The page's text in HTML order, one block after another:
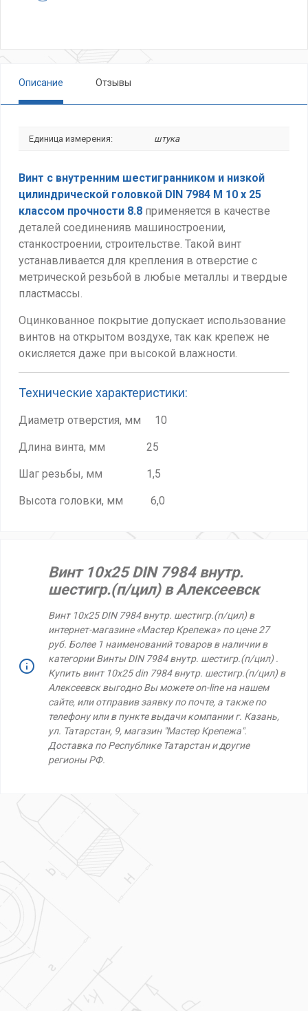
Описание Отзывы
Единица измерения: штука
Винт c внутренним шестигранником и низкой
цилиндрической головкой DIN 7984 М 10 х 25
классом прочности 8.8 применяется в качестве
деталей соединенияв машиностроении,
станкостроении, строительстве. Такой винт
устанавливается для крепления в отверстие с
метрической резьбой в любые металлы и твердые
пластмассы.
Оцинкованное покрытие допускает использование
винтов на открытом воздухе, так как крепеж не
окисляется даже при высокой влажности.
Технические характеристики:
Диаметр отверстия, мм 10
Длина винта, мм 25
Шаг резьбы, мм 1,5
Высота головки, мм 6,0
Винт 10х25 DIN 7984 внутр.
шестигр.(п/цил) в Алексеевск
Винт 10х25 DIN 7984 внутр. шестигр.(п/цил) в
интернет-магазине «Мастер Крепежа» по цене 27
руб. Более 1 наименований товаров в наличии в
категории Винты DIN 7984 внутр. шестигр.(п/цил) .
Купить винт 10х25 din 7984 внутр. шестигр.(п/цил) в
Алексеевск выгодно Вы можете on-line на нашем
сайте, или отправив заявку по почте, а также по
телефону или в пункте выдачи компании г. Казань,
ул. Татарстан, 9, магазин "Мастер Крепежа".
Доставка по Республике Татарстан и другие
регионы РФ.